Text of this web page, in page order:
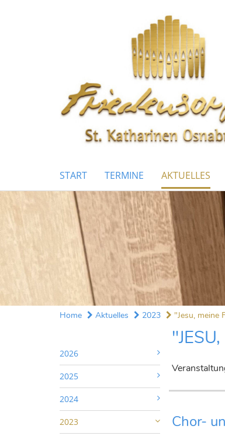
START TERMINE AKTUELLES
Home Aktuelles 2023 "Jesu, meine
2026
2025
2024
2023 Chor-